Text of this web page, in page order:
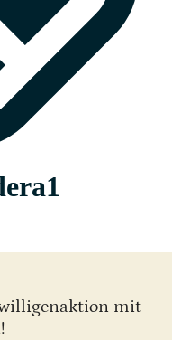
mit